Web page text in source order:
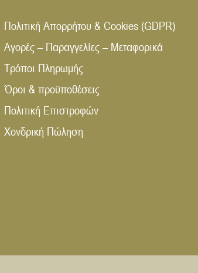
Πολιτική Απορρήτου & Cookies (GDPR)
Αγορές – Παραγγελίες – Μεταφορικά
Τρόποι Πληρωμής
Όροι & προϋποθέσεις
Πολιτική Επιστροφών
Χονδρική Πώληση